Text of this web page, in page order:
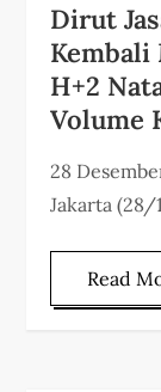
Dirut
Kembali
H+2
Volume
28
Jakarta (28/
Read